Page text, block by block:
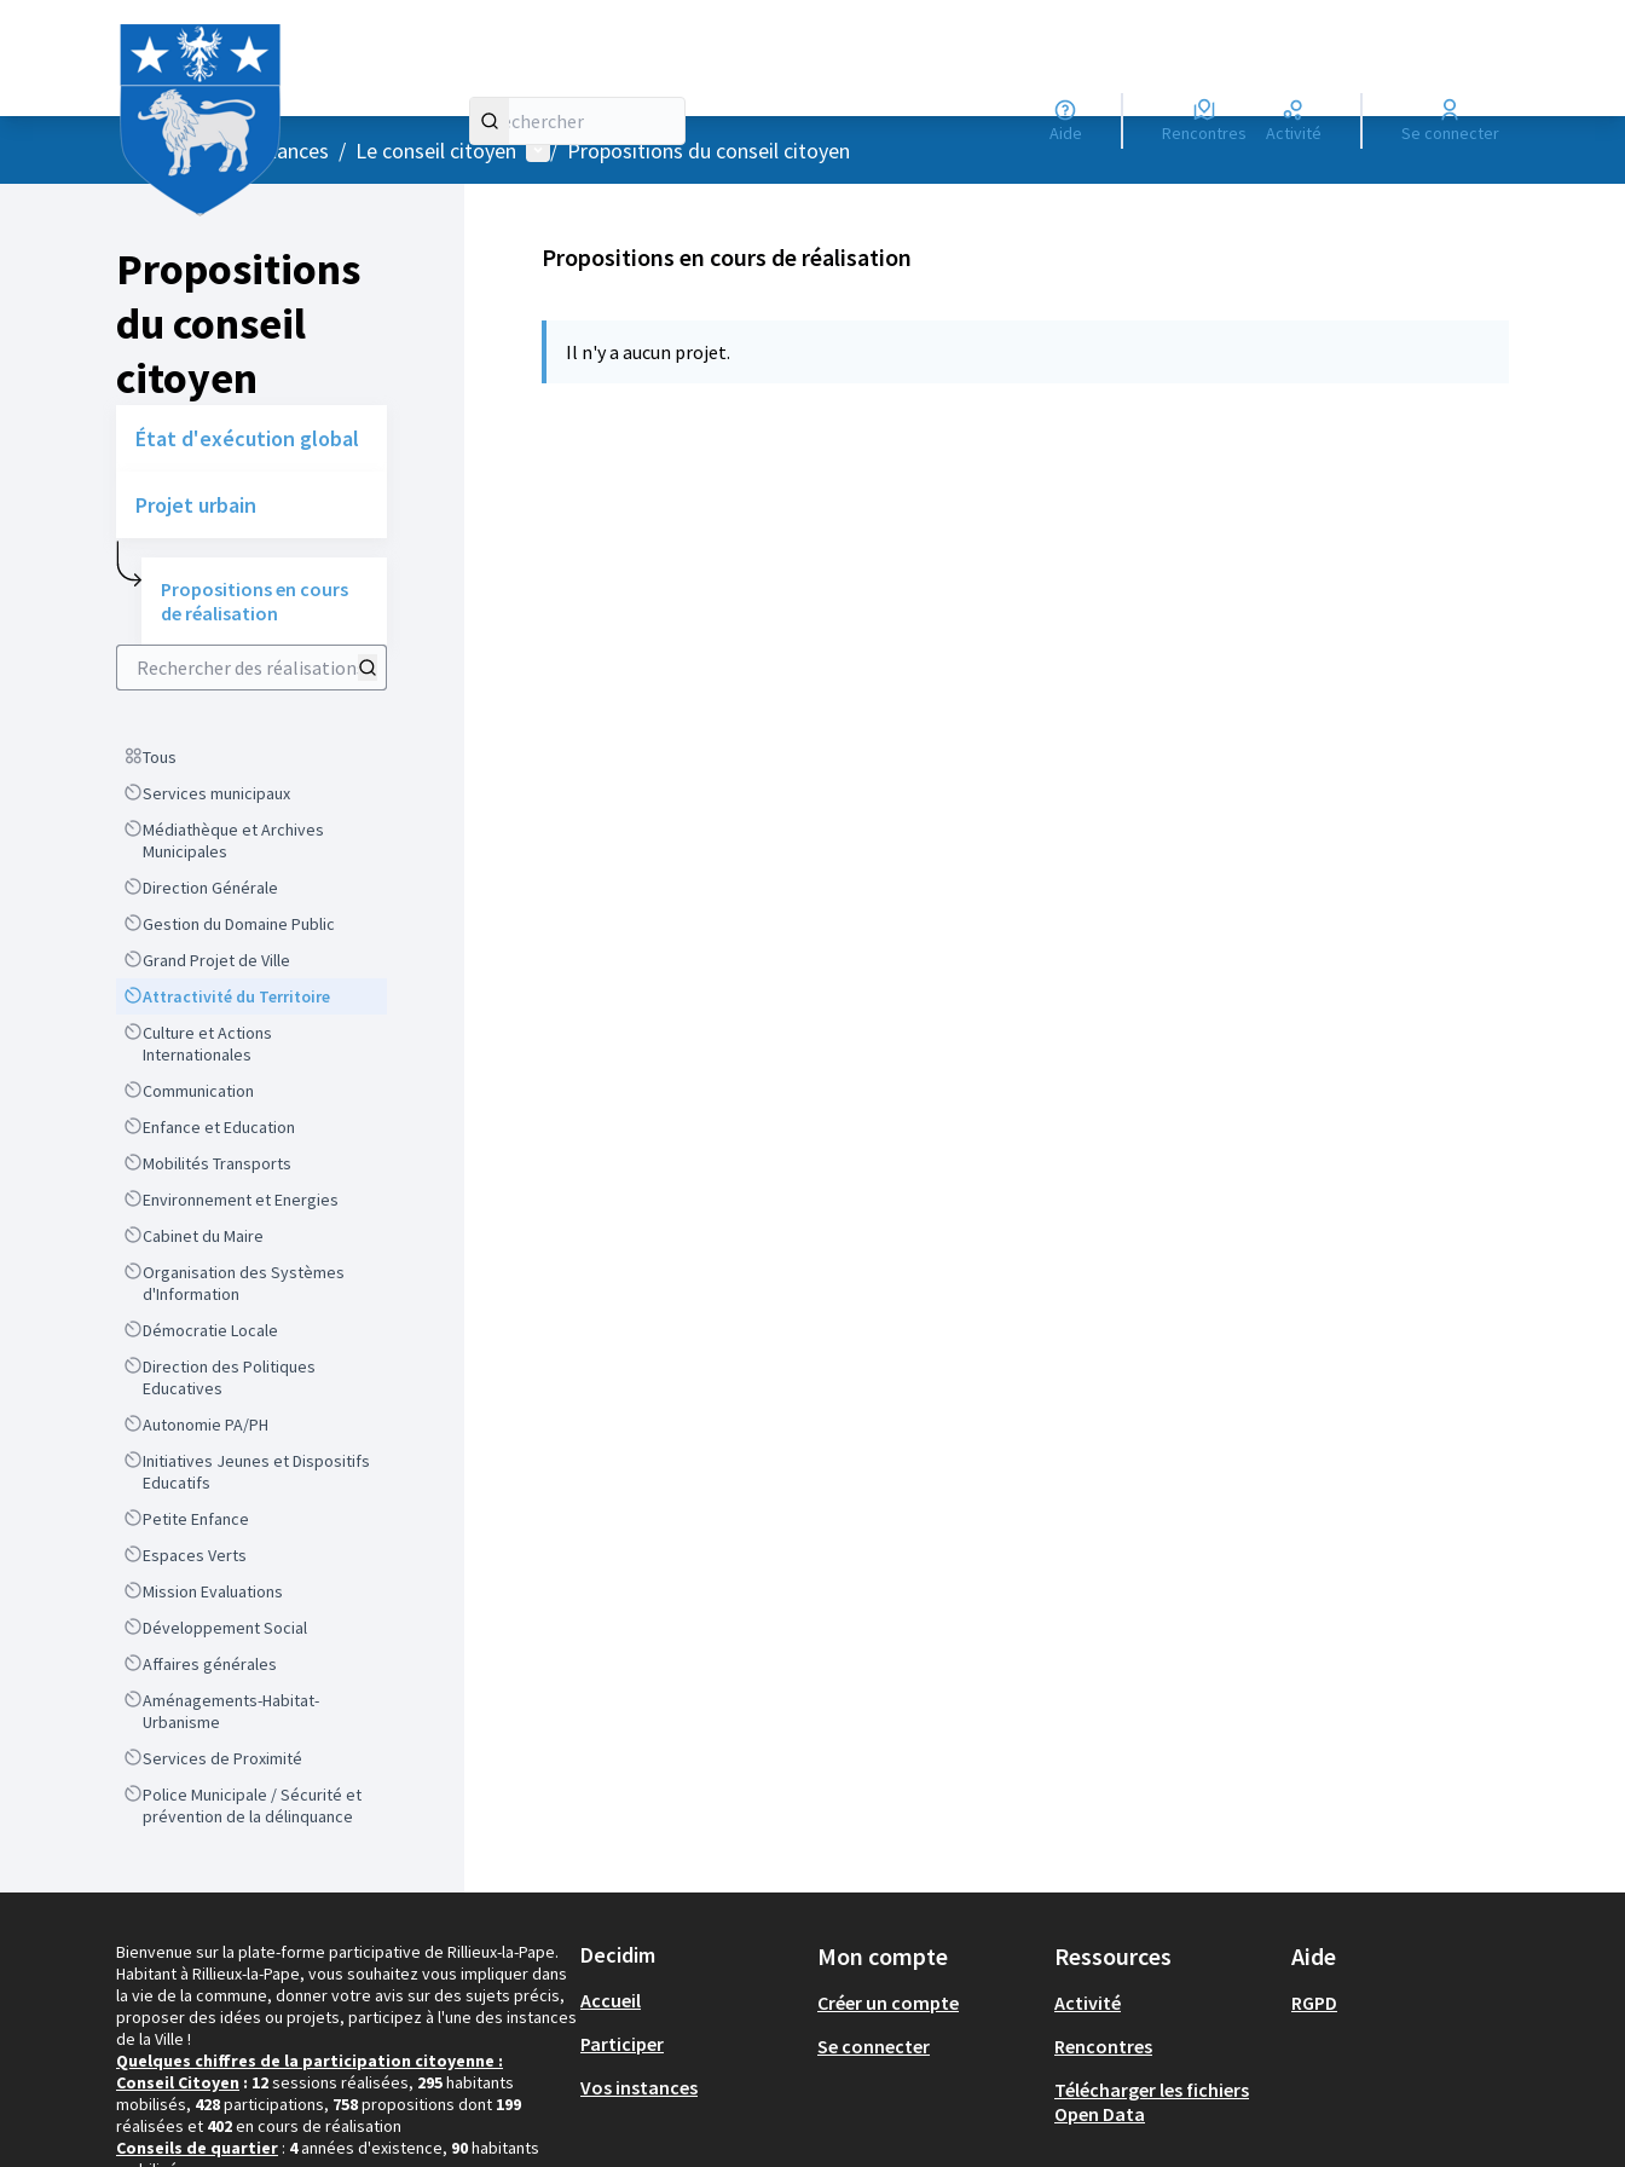
Aide Rencontres Activité Se connecter
AccueilMenu principal
/ Vos instances / Le conseil citoyen Menu utilisateur
/ Propositions du conseil citoyen
Propositions
du conseil
citoyen
État d'exécution global
Projet urbain
Propositions en cours
de réalisation
Rechercher des réalisations
Scope
Tous
ScopeServices municipaux
Scope
Médiathèque et Archives
Municipales
ScopeDirection Générale
ScopeGestion du Domaine Public
ScopeGrand Projet de Ville
ScopeAttractivité du Territoire
Scope
Culture et Actions
Internationales
ScopeCommunication
ScopeEnfance et Education
ScopeMobilités Transports
ScopeEnvironnement et Energies
ScopeCabinet du Maire
Scope
Organisation des Systèmes
d'Information
ScopeDémocratie Locale
Scope
Direction des Politiques
Educatives
ScopeAutonomie PA/PH
Scope
Initiatives Jeunes et Dispositifs
Educatifs
ScopePetite Enfance
ScopeEspaces Verts
ScopeMission Evaluations
ScopeDéveloppement Social
ScopeAffaires générales
Scope
Aménagements-Habitat-
Urbanisme
ScopeServices de Proximité
Scope
Police Municipale / Sécurité et
prévention de la délinquance
Propositions en cours de réalisation
Il n'y a aucun projet.
Bienvenue sur la plate-forme participative de Rillieux-la-Pape.
Habitant à Rillieux-la-Pape, vous souhaitez vous impliquer dans
la vie de la commune, donner votre avis sur des sujets précis,
proposer des idées ou projets, participez à l'une des instances
de la Ville !
Quelques chiffres de la participation citoyenne :
Conseil Citoyen : 12sessions réalisées, 295habitants
mobilisés, 428participations, 758propositions dont 199
réalisées et 402en cours de réalisation
Conseils de quartier : 4années d'existence, 90habitants
Decidim
Accueil
Participer
Vos instances
Mon compte
Créer un compte
Se connecter
Ressources
Activité
Rencontres
Télécharger les fichiers
Open Data
Aide
RGPD